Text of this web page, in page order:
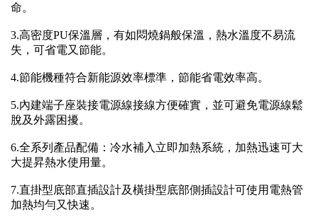
命。
3.高密度PU保溫層，有如悶燒鍋般保溫，熱水溫度不易流
失，可省電又節能。
4.節能機種符合新能源效率標準，節能省電效率高。
5.內建端子座裝接電源線接線方便確實，並可避免電源線鬆
脫及外露困擾。
6.全系列產品配備：冷水補入立即加熱系統，加熱迅速可大
大提昇熱水使用量。
7.直掛型底部直插設計及橫掛型底部側插設計可使用電熱管
加熱均勻又快速。